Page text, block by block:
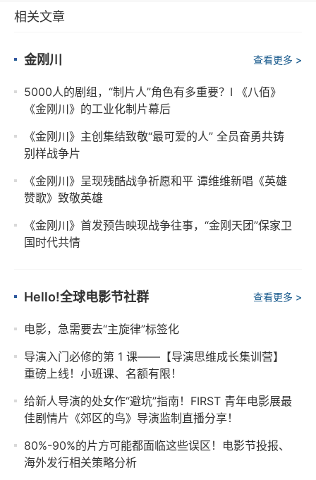
相关文章
金刚川 查看更多 >
5000人的剧组，“制片人”角色有多重要？I 《八佰》
《金刚川》的工业化制片幕后
《金刚川》主创集结致敬“最可爱的人” 全员奋勇共铸
别样战争片
《金刚川》呈现残酷战争祈愿和平 谭维维新唱《英雄
赞歌》致敬英雄
《金刚川》首发预告映现战争往事，“金刚天团”保家卫
国时代共情
Hello!全球电影节社群 查看更多 >
电影，急需要去“主旋律”标签化
导演入门必修的第 1 课——【导演思维成长集训营】
重磅上线！小班课、名额有限！
给新人导演的处女作“避坑”指南！FIRST 青年电影展最
佳剧情片《郊区的鸟》导演监制直播分享！
80%-90%的片方可能都面临这些误区！电影节投报、
海外发行相关策略分析